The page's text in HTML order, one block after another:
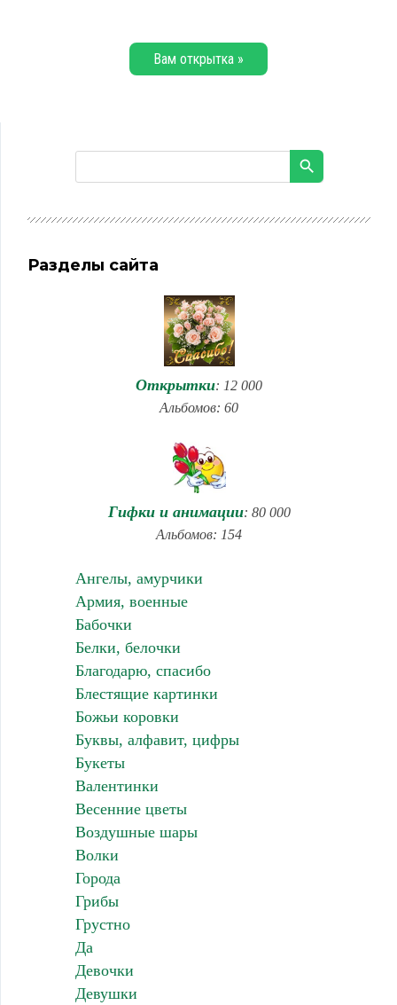
Вам открытка »
Разделы сайта
Открытки: 12 000
Альбомов: 60
Гифки и анимации: 80 000
Альбомов: 154
Ангелы, амурчики
Армия, военные
Бабочки
Белки, белочки
Благодарю, спасибо
Блестящие картинки
Божьи коровки
Буквы, алфавит, цифры
Букеты
Валентинки
Весенние цветы
Воздушные шары
Волки
Города
Грибы
Грустно
Да
Девочки
Девушки